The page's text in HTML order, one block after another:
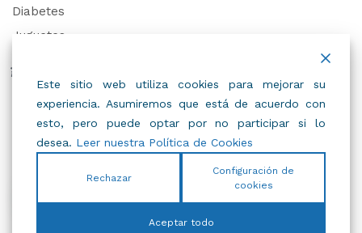
Diabetes
Juguetes
Trabaja con Nosotros
Este sitio web utiliza cookies para mejorar su
experiencia. Asumiremos que está de acuerdo con
esto, pero puede optar por no participar si lo
desea. Leer nuestra Política de Cookies
Rechazar
Configuración de
cookies
Aceptar todo